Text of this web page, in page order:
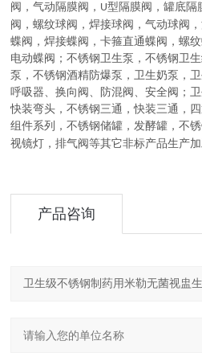
阀，气动隔膜阀， U型隔膜阀，罐底隔
阀，螺纹球阀，焊接球阀，气动球阀
蝶阀 ，焊接蝶阀，卡箍直通蝶阀，螺
电动蝶阀 ；不锈钢卫生泵 ，不锈钢卫
泵，不锈钢酒精防爆泵，卫生奶泵，
呼吸器、换向阀、防混阀、安全阀 ；
快装弯头，不锈钢三通，快装三通，
组件系列 ，不锈钢储罐，发酵罐，不
视镜灯，排气阀等其它非标产品生产
产品咨询